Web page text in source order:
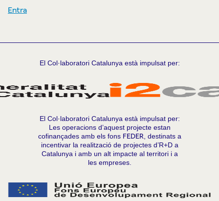
Entra
El Col·laboratori Catalunya està impulsat per:
El Col·laboratori Catalunya està impulsat per:
Les operacions d’aquest projecte estan
cofinançades amb els fons FEDER, destinats a
incentivar la realització de projectes d’R+D a
Catalunya i amb un alt impacte al territori i a
les empreses.